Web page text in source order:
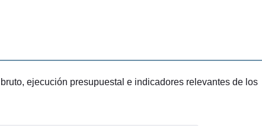
ejecución presupuestal e indicadores relevantes de los